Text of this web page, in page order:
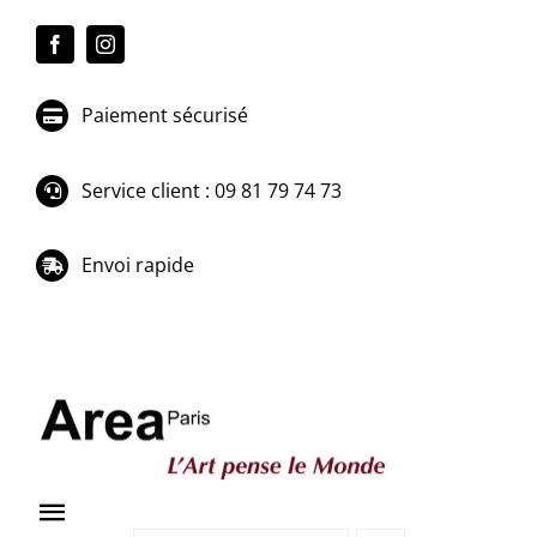
Paiement sécurisé
Service client : 09 81 79 74 73
Envoi rapide